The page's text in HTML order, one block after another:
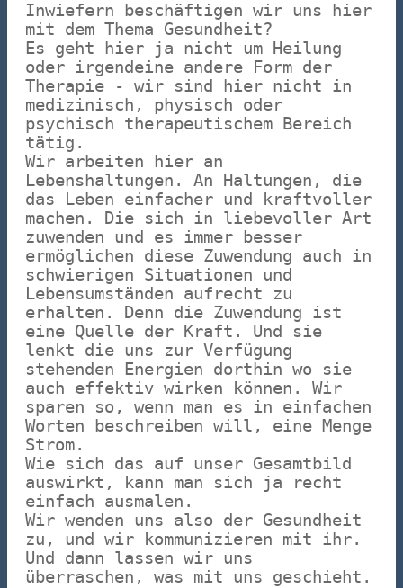
Inwiefern beschäftigen wir uns hier
mit dem Thema Gesundheit?
Es geht hier ja nicht um Heilung
oder irgendeine andere Form der
Therapie - wir sind hier nicht in
medizinisch, physisch oder
psychisch therapeutischem Bereich
tätig.
Wir arbeiten hier an
Lebenshaltungen. An Haltungen, die
das Leben einfacher und kraftvoller
machen. Die sich in liebevoller Art
zuwenden und es immer besser
ermöglichen diese Zuwendung auch in
schwierigen Situationen und
Lebensumständen aufrecht zu
erhalten. Denn die Zuwendung ist
eine Quelle der Kraft. Und sie
lenkt die uns zur Verfügung
stehenden Energien dorthin wo sie
auch effektiv wirken können. Wir
sparen so, wenn man es in einfachen
Worten beschreiben will, eine Menge
Strom.
Wie sich das auf unser Gesamtbild
auswirkt, kann man sich ja recht
einfach ausmalen.
Wir wenden uns also der Gesundheit
zu, und wir kommunizieren mit ihr.
Und dann lassen wir uns
überraschen, was mit uns geschieht.